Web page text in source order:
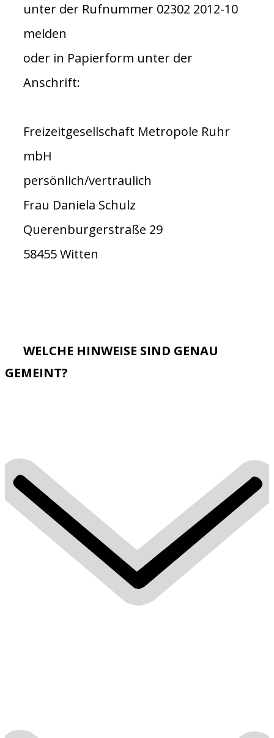
unter der Rufnummer 02302 2012-10
melden
oder in Papierform unter der
Anschrift:
Freizeitgesellschaft Metropole Ruhr
mbH
persönlich/vertraulich
Frau Daniela Schulz
Querenburgerstraße 29
58455 Witten
WELCHE HINWEISE SIND GENAU
GEMEINT?